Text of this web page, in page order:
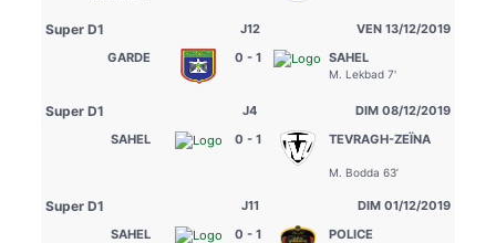
Super D1 J12
VEN 13/12/2019
GARDE
0 - 1 SAHEL
M. Lekbad 7'
Super D1 J4
DIM 08/12/2019
SAHEL
0 - 1 TEVRAGH-ZEÏNA
M. Bodda 63’
Super D1 J11
DIM 01/12/2019
SAHEL
0 - 1 POLICE